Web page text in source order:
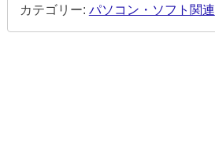
カテゴリー: パソコン・ソフト関連